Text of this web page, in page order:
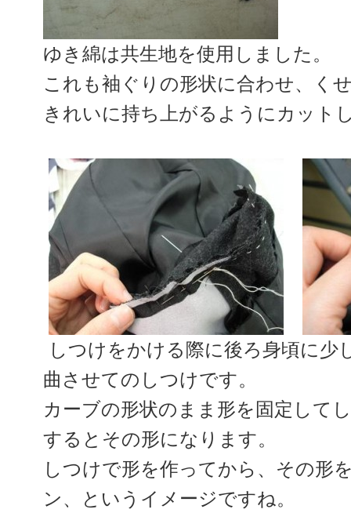
ゆき綿は共生地を使用しました。
これも袖ぐりの形状に合わせ、く
きれいに持ち上がるようにカット
しつけをかける際に後ろ身頃に少
曲させてのしつけです。
カーブの形状のまま形を固定して
するとその形になります。
しつけで形を作ってから、その形
ン、というイメージですね。